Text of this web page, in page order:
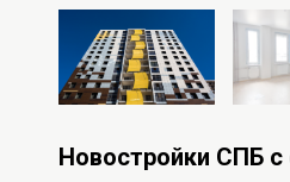
Новостройки СПБ с